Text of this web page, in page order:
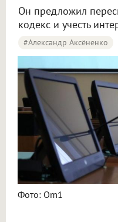
Он предложил
кодекс и учесть
#Александр Аксёненко
Фото: Om1